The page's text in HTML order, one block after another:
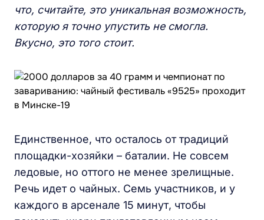
что, считайте, это уникальная возможность,
которую я точно упустить не смогла.
Вкусно, это того стоит.
Единственное, что осталось от традиций
площадки-хозяйки – баталии. Не совсем
ледовые, но оттого не менее зрелищные.
Речь идет о чайных. Семь участников, и у
каждого в арсенале 15 минут, чтобы